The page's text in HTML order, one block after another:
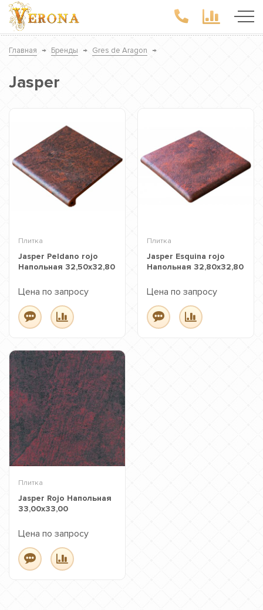
Главная → Бренды → Gres de Aragon →
Jasper
Плитка
Jasper Peldano rojo
Напольная 32,50x32,80
Цена по запросу
Плитка
Jasper Esquina rojo
Напольная 32,80x32,80
Цена по запросу
Плитка
Jasper Rojo Напольная
33,00x33,00
Цена по запросу